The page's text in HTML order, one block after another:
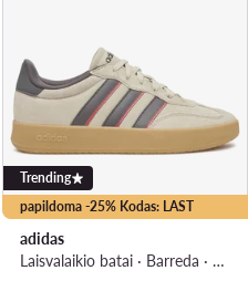
papildoma -25% Kodas: LAST
Trending
adidas
Laisvalaikio batai · Barreda · Smėlio